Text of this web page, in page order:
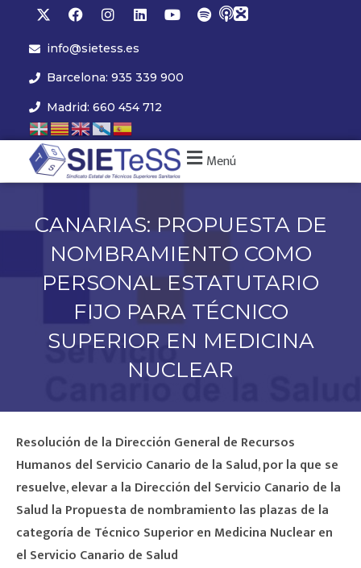
info@sietess.es
Barcelona: 935 339 900
Madrid: 660 454 712
Menú
CANARIAS: PROPUESTA DE
NOMBRAMIENTO COMO
PERSONAL ESTATUTARIO
FIJO PARA TÉCNICO
SUPERIOR EN MEDICINA
NUCLEAR
Resolución de la Dirección General de Recursos
Humanos del Servicio Canario de la Salud, por la que se
resuelve, elevar a la Dirección del Servicio Canario de la
Salud la Propuesta de nombramiento las plazas de la
categoría de Técnico Superior en Medicina Nuclear en
el Servicio Canario de Salud